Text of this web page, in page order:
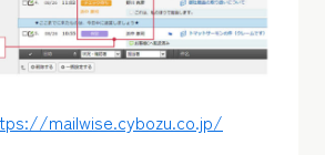
mailwise.cybozu.co.jp/